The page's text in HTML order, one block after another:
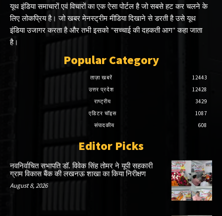
यूथ इंडिया समाचारों एवं विचारों का एक ऐसा पोर्टल है जो सबसे हट कर चलने के
लिए लोकप्रिय है। जो खबर मेनस्ट्रीम मीडिया दिखाने से डरती है उसे यूथ
इंडिया उजागर करता है और तभी इसको "सच्चाई की दहकती आग" कहा जाता
है।
Popular Category
ताज़ा खबरें
12443
उत्तर प्रदेश
12428
राष्ट्रीय
3429
एडिटर चॉइस
1087
संपादकीय
608
Editor Picks
नवनिर्वाचित सभापति डॉ. विवेक सिंह तोमर ने यूपी सहकारी
ग्राम विकास बैंक की लखनऊ शाखा का किया निरीक्षण
August 8, 2026